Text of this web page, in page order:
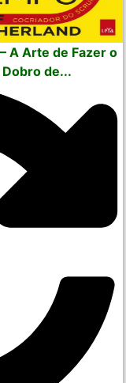
A Arte de Fazer o
Dobro de...